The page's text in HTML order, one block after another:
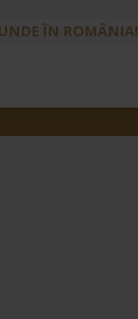
ÎN ROMÂNIA!